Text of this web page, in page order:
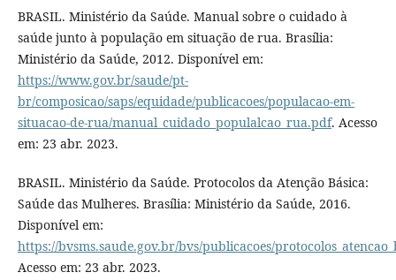
BRASIL. Ministério da Saúde. Manual sobre o cuidado à
saúde junto à população em situação de rua. Brasília:
Ministério da Saúde, 2012. Disponível em:
https://www.gov.br/saude/pt-
br/composicao/saps/equidade/publicacoes/populacao-em-
situacao-de-rua/manual_cuidado_populalcao_rua.pdf. Acesso
em: 23 abr. 2023.
BRASIL. Ministério da Saúde. Protocolos da Atenção Básica:
Saúde das Mulheres. Brasília: Ministério da Saúde, 2016.
Disponível em:
https://bvsms.saude.gov.br/bvs/publicacoes/
Acesso em: 23 abr. 2023.